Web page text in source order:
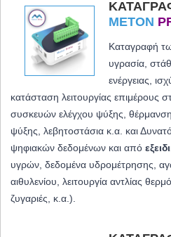
METON
Καταγραφή
υγρασία,
ενέργειας,
κατάσταση λειτουργίας επιμέρους
συσκευών ελέγχου ψύξης,
ψύξης, λεβητοστάσια κ.α. και
ψηφιακών δεδομένων και από
υγρών, δεδομένα υδρομέτρησης,
αιθυλενίου, λειτουργία αντλίας
ζυγαριές, κ.α.).